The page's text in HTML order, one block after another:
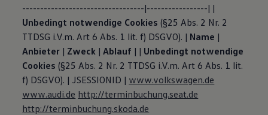
----------------------------------|-----------------| |
Unbedingt notwendige Cookies (§25 Abs. 2 Nr. 2
TTDSG i.V.m. Art 6 Abs. 1 lit. f) DSGVO). | Name |
Anbieter | Zweck |Ablauf | | Unbedingt notwendige
Cookies (§25 Abs. 2 Nr. 2 TTDSG i.V.m. Art 6 Abs. 1 lit.
f) DSGVO). | JSESSIONID | www.volkswagen.de
www.audi.de http://terminbuchung.seat.de
http://terminbuchung.skoda.de